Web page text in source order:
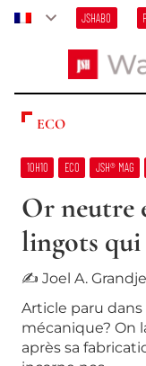
JSHABO
ECO
10H10 ECO JSH® MAG
Or neutre
lingots qui
✍ Joel A.
Article paru
mécanique? On
après sa